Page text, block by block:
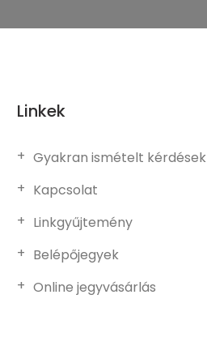
Linkek
Gyakran ismételt kérdések
Kapcsolat
Linkgyűjtemény
Belépőjegyek
Online jegyvásárlás